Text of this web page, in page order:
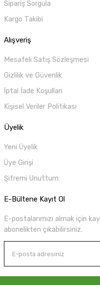
Sipariş Sorgula
Kargo Takibi
Alışveriş
Mesafeli Satış Sözleşmesi
Gizlilik ve Güvenlik
İptal İade Koşullari
Kişisel Veriler Politikası
Üyelik
Yeni Üyelik
Üye Girişi
Şifremi Unuttum
E-Bültene Kayıt Ol
E-postalarımızı almak için
abonelikten çıkabilirsiniz.